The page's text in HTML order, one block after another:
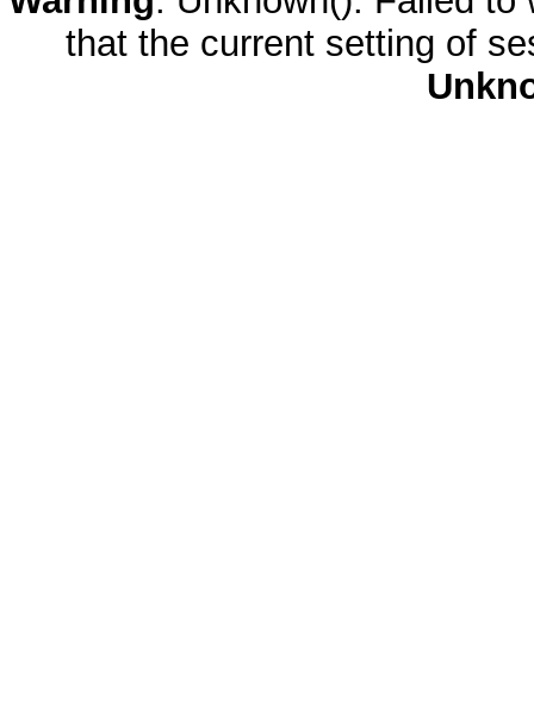
that the current setting of